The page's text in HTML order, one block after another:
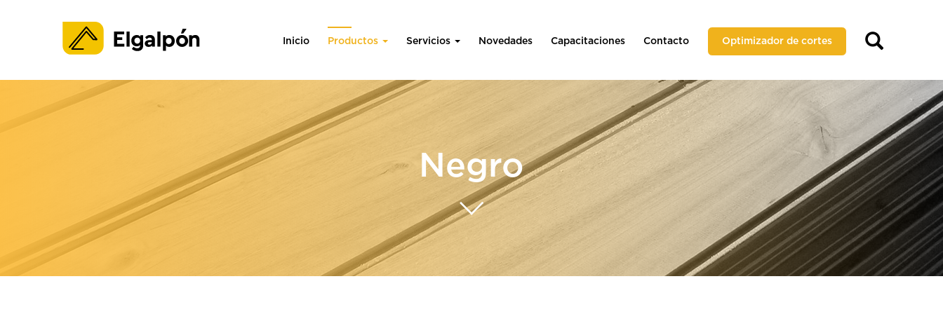
Inicio Productos Servicios Novedades Capacitaciones Contacto Optimizador de cortes
Negro